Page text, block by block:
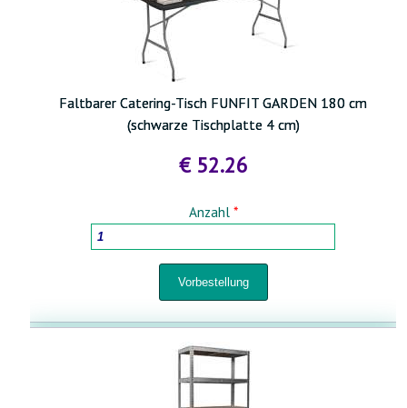
Faltbarer Catering-Tisch FUNFIT GARDEN 180 cm
(schwarze Tischplatte 4 cm)
€ 52.26
Anzahl *